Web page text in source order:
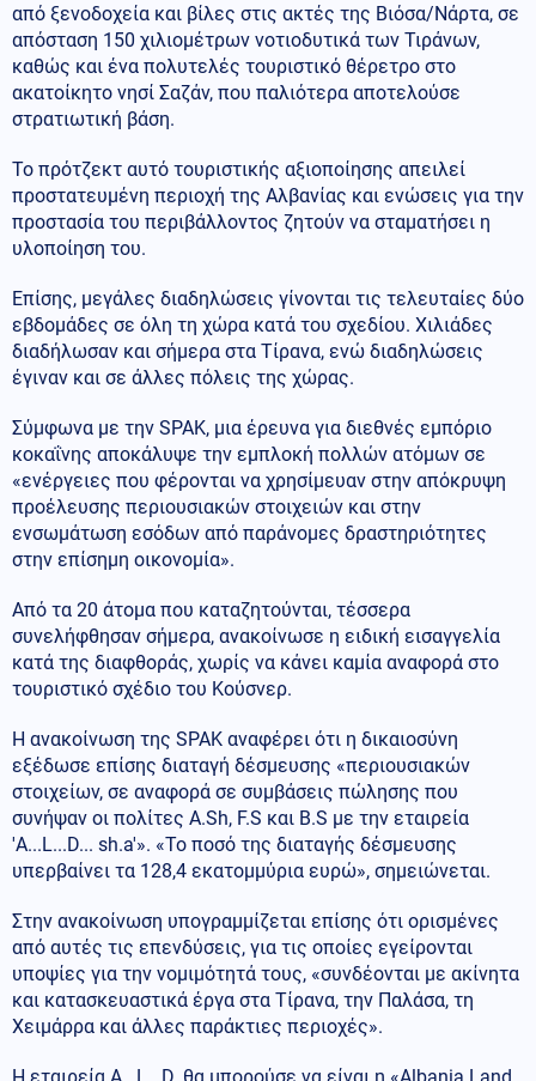
από ξενοδοχεία και βίλες στις ακτές της Βιόσα/Νάρτα, σε
απόσταση 150 χιλιομέτρων νοτιοδυτικά των Τιράνων,
καθώς και ένα πολυτελές τουριστικό θέρετρο στο
ακατοίκητο νησί Σαζάν, που παλιότερα αποτελούσε
στρατιωτική βάση.
Το πρότζεκτ αυτό τουριστικής αξιοποίησης απειλεί
προστατευμένη περιοχή της Αλβανίας και ενώσεις για την
προστασία του περιβάλλοντος ζητούν να σταματήσει η
υλοποίηση του.
Επίσης, μεγάλες διαδηλώσεις γίνονται τις τελευταίες δύο
εβδομάδες σε όλη τη χώρα κατά του σχεδίου. Χιλιάδες
διαδήλωσαν και σήμερα στα Τίρανα, ενώ διαδηλώσεις
έγιναν και σε άλλες πόλεις της χώρας.
Σύμφωνα με την SPAK, μια έρευνα για διεθνές εμπόριο
κοκαΐνης αποκάλυψε την εμπλοκή πολλών ατόμων σε
«ενέργειες που φέρονται να χρησίμευαν στην απόκρυψη
προέλευσης περιουσιακών στοιχειών και στην
ενσωμάτωση εσόδων από παράνομες δραστηριότητες
στην επίσημη οικονομία».
Από τα 20 άτομα που καταζητούνται, τέσσερα
συνελήφθησαν σήμερα, ανακοίνωσε η ειδική εισαγγελία
κατά της διαφθοράς, χωρίς να κάνει καμία αναφορά στο
τουριστικό σχέδιο του Κούσνερ.
Η ανακοίνωση της SPAK αναφέρει ότι η δικαιοσύνη
εξέδωσε επίσης διαταγή δέσμευσης «περιουσιακών
στοιχείων, σε αναφορά σε συμβάσεις πώλησης που
συνήψαν οι πολίτες A.Sh, F.S και B.S με την εταιρεία
'A...L...D... sh.a'». «Το ποσό της διαταγής δέσμευσης
υπερβαίνει τα 128,4 εκατομμύρια ευρώ», σημειώνεται.
Στην ανακοίνωση υπογραμμίζεται επίσης ότι ορισμένες
από αυτές τις επενδύσεις, για τις οποίες εγείρονται
υποψίες για την νομιμότητά τους, «συνδέονται με ακίνητα
και κατασκευαστικά έργα στα Τίρανα, την Παλάσα, τη
Χειμάρρα και άλλες παράκτιες περιοχές».